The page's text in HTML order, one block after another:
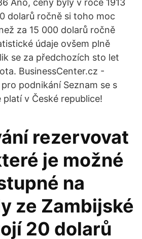
Ano, ceny byly v roce 1913
dolarů ročně si toho moc
za 15 000 dolarů ročně
údaje ovšem plně
se za předchozích sto let
BusinessCenter.cz -
podnikání Seznam se s
v České republice!
rezervovat
je možné
na
ze Zambijské
20 dolarů